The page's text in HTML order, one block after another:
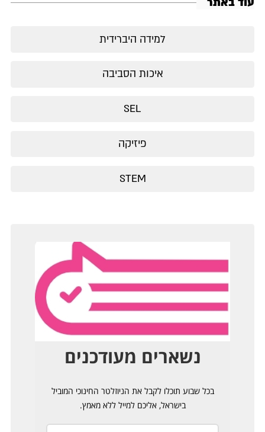
למידה היברידית
איכות הסביבה
SEL
פיזיקה
STEM